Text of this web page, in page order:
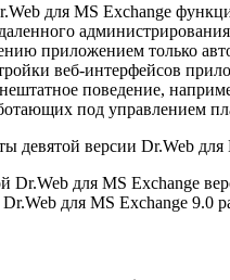
для MS Exchange
приложением только
веб-интерфейсов
поведение,
под управлением
девятой версии Dr.Web для
Dr.Web для MS Exchange
для MS Exchange 9.0